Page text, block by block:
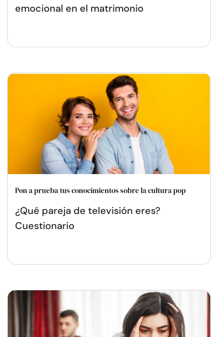
emocional en el matrimonio
Pon a prueba tus conocimientos sobre la cultura pop
¿Qué pareja de televisión eres?
Cuestionario